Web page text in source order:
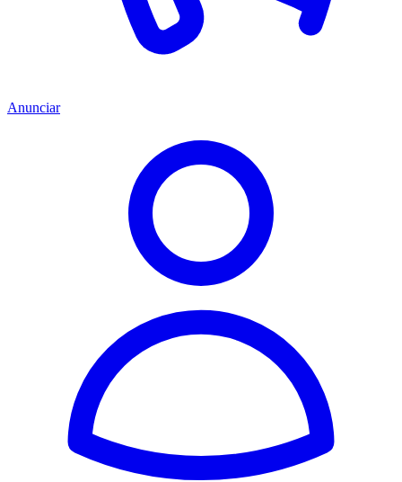
Anunciar